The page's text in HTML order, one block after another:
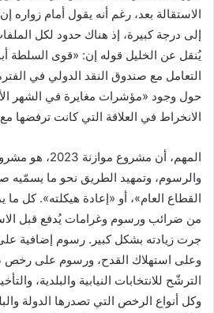
الاستقالة بعد، رغم أنه يقول أمام زواره
إلى درجة كبيرة، إذ هناك حدود لكل
يُنقل عن الخليل قوله إن: «قوى
التعامل مع صندوق النقد الدولي في
حول وجود «مؤشرات مغايرة في الشهر
الانخراط في العلاقة التي كانت ترفضها
المهم، أن مشروع
والرسوم، وتمهيد الطريق نحو ما يسمّيه
القطاع العام»، أو «إعادة هيكلته». كل
من ضرائب ورسوم وغرامات يُدفع قبل
جرت زيادته بشكل كبير. رسوم إضافية
وعلى استهلاك القدح، ورسوم على رخص
الترشّح للانتخابات النيابية والبلدية،
وكل أنواع الرخص التي تصدرها الدولة